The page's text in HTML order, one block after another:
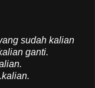
sudah kalian
ganti.